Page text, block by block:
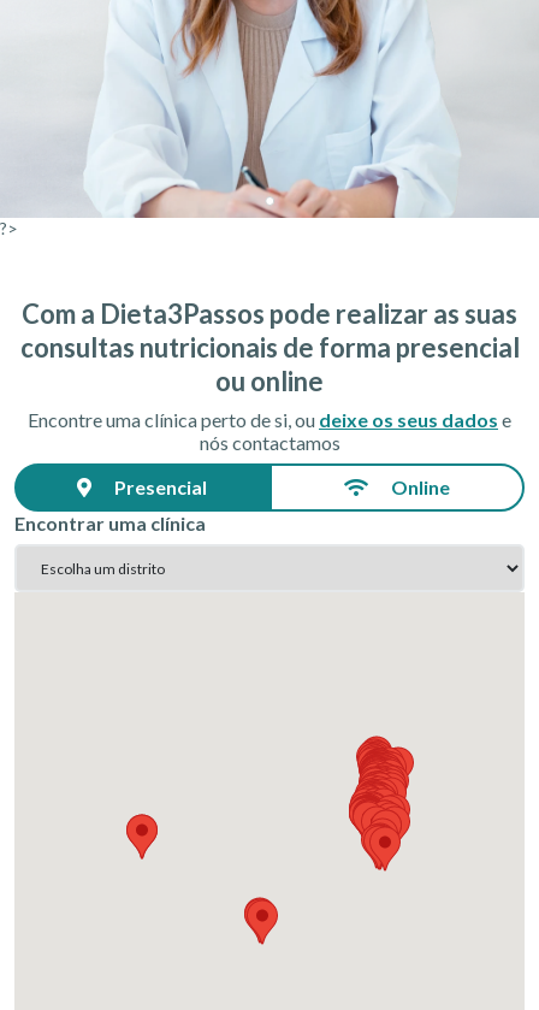
?>
Com a Dieta3Passos pode realizar as suas
consultas nutricionais de forma presencial
ou online
Encontre uma clínica perto de si, ou deixe os seus dados e
nós contactamos
Presencial
Online
Encontrar uma clínica